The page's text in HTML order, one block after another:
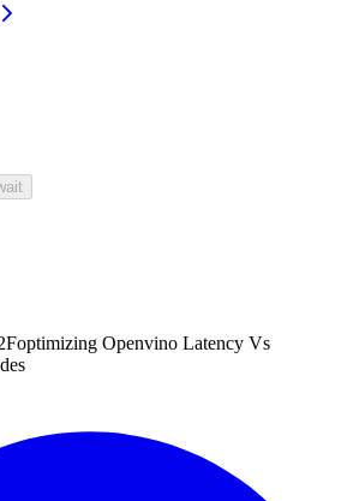
Openvino Latency Vs